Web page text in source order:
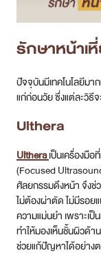
รักษาหน้าเ
ปัจจุบันมีเทคโนโลยีม
แก่ก่อนวัย ซึ่งแต่ละวิธี
Ulthera
Ultheraเป็นเครื่องมื
(Focused
ศัลยกรรมดึงหน้า จึงช่
ไม่ต้องผ่าตัด ไม่มีรอย
ความแม่นยำ เพราะเ
ทำให้มองเห็นชั้นผิวด้า
ช่วยแก้ปัญหาได้อย่าง